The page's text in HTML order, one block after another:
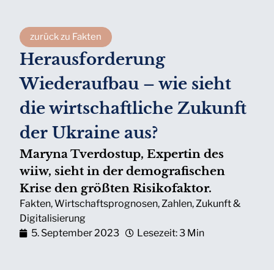
zurück zu Fakten
Herausforderung
Wiederaufbau – wie sieht
die wirtschaftliche Zukunft
der Ukraine aus?
Maryna Tverdostup, Expertin des
wiiw, sieht in der demografischen
Krise den größten Risikofaktor.
Fakten,Wirtschaftsprognosen,Zahlen,Zukunft &
Digitalisierung
5. September 2023
Lesezeit: 3 Min